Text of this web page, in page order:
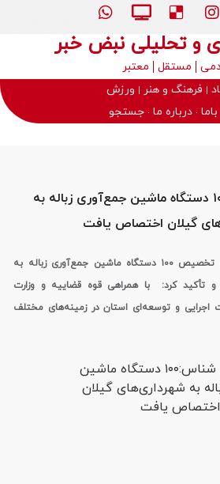
و تحلیلی نبض خبر
مستقل
معتبر
فرهنگ و هنر
ورزش
درباره ما جستجو
هادی حق شناس:۱۰۰ دستگاه ماشین جمع‌آوری زباله به
گیلان اختصاص یافت
استاندار گیلان از تصویب و تخصیص ۱۰۰ دستگاه ماشین جمع‌آوری زباله به
و تأکید کرد: با همراهی قوه قضاییه و وزارت
اجرایی و توسعه‌ای استان در زمینه‌های مختلف